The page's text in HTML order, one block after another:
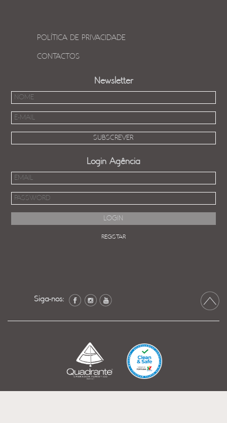
POLÍTICA DE PRIVACIDADE
CONTACTOS
Newsletter
Login Agência
REGISTAR
Siga-nos: